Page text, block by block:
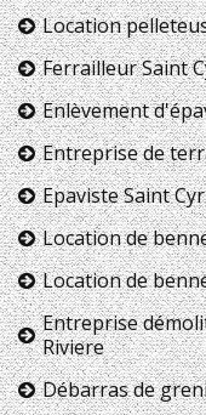
Location
Ferrailleur Saint
Enlèvement
Entreprise de
Epaviste Saint
Location de
Location de
Entreprise
Riviere
Débarras de